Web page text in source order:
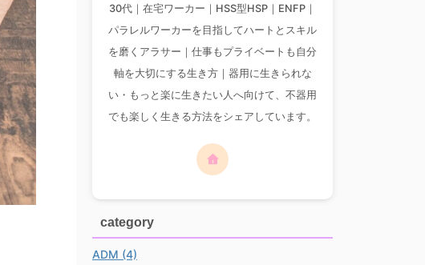
30代｜在宅ワーカー｜HSS型HSP｜ENFP｜
パラレルワーカーを目指してハートとスキル
を磨くアラサー｜仕事もプライベートも自分
軸を大切にする生き方｜器用に生きられな
い・もっと楽に生きたい人へ向けて、不器用
でも楽しく生きる方法をシェアしています。
category
ADM (4)